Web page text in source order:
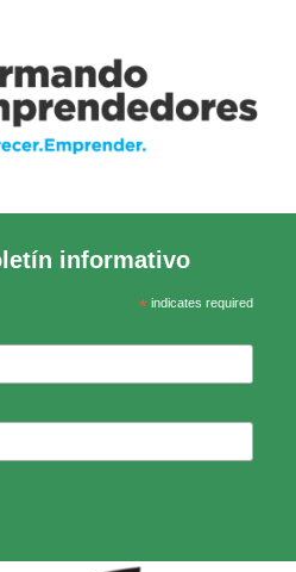
informativo
*indicates required